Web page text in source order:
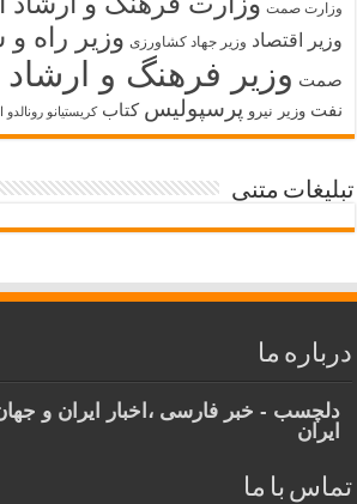
وزارت صمت
وزیر اقتصاد وزیر جهاد کشاورزی وزیر راه
صمت وزیر فرهنگ و
نفت وزیر نیرو پرسپولیس کتاب کریستیانو
تبلیغات متنی
درباره ما
دلچسب - خبر فارسی ،اخبار ایران و جهان
ایران
تماس با ما